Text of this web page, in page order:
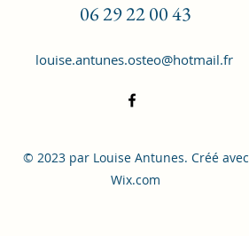
06 29 22 00 43
louise.antunes.osteo@hotmail.fr
© 2023 par Louise Antunes. Créé avec
Wix.com